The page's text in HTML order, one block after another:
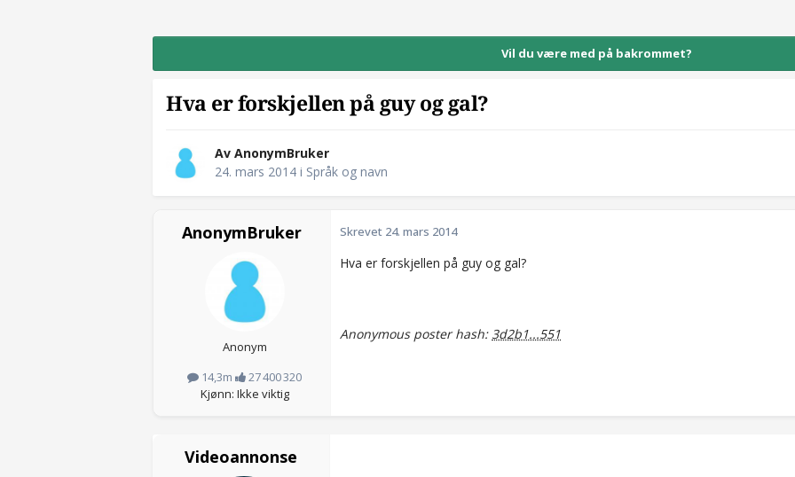
Vil du være med på bakrommet?
Hva er forskjellen på guy og gal?
Av AnonymBruker
24. mars 2014 i Språk og navn
AnonymBruker
Anonym
14,3m
27 400 320
Kjønn: Ikke viktig
Skrevet 24. mars 2014
Hva er forskjellen på guy og gal?
Anonymous poster hash:3d2b1...551
Videoannonse